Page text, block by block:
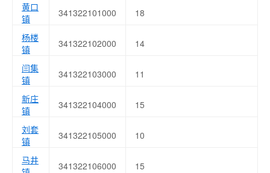
黄口
镇
341322101000 18
杨楼
镇
341322102000 14
闫集
镇
341322103000 11
新庄
镇
341322104000 15
刘套
镇
341322105000 10
马井
341322106000 15